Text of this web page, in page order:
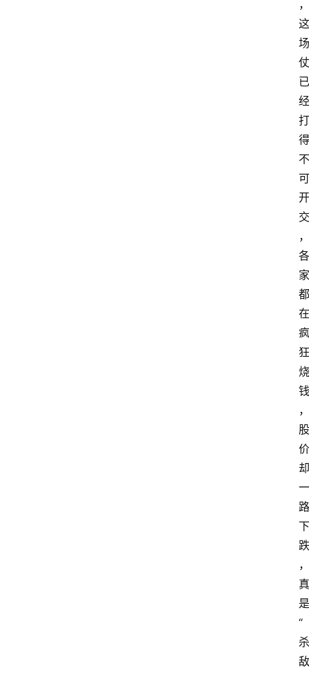
，
这
场
仗
已
经
打
得
不
可
开
交
，
各
家
都
在
疯
狂
烧
钱
，
股
价
却
一
路
下
跌
，
真
是
“
杀
敌